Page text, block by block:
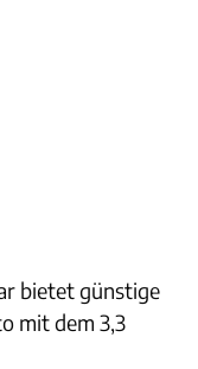
bietet günstige
mit dem 3,3